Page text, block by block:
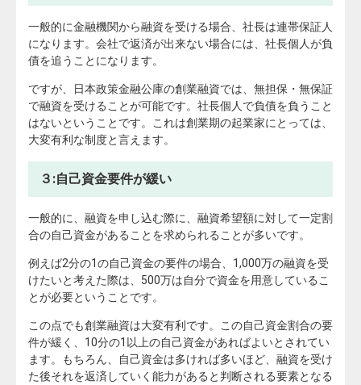
一般的に金融機関から融資を受ける場合、社長は連帯保証人
になります。会社で返済が出来ない場合には、社長個人が負
債を追うことになります。
ですが、日本政策金融公庫の創業融資では、無担保・無保証
で融資を受けることが可能です。社長個人で負債を負うこと
はないということです。これは創業期の起業家にとっては、
大変有利な制度と言えます。
３:自己資金要件が緩い
一般的に、融資を申し込む際に、融資希望額に対して一定割
合の自己資金があることを求められることが多いです。
例えば2分の1の自己資金の要件の場合、1,000万の融資を受
けたいと考えた際は、500万は自分で資金を用意しているこ
とが必要ということです。
この点でも創業融資は大変有利です。この自己資金割合の要
件が緩く、10分の1以上の自己資金があればよいとされてい
ます。もちろん、自己資金は多ければ多いほど、融資を受け
た後それを返済していく能力があると判断される要素となる